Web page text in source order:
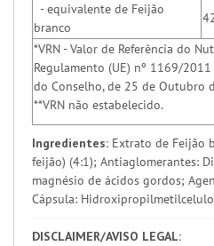
- equivalente de Feijão
branco
*VRN - Valor de Referência do
Regulamento (UE) nº 1169/
do Conselho, de 25 de Outubro
**VRN não estabelecido.
Ingredientes: Extrato de Feijão
feijão) (4:1); Antiaglomerantes:
magnésio de ácidos gordos;
Cápsula:
DISCLAIMER/AVISO LEGAL: